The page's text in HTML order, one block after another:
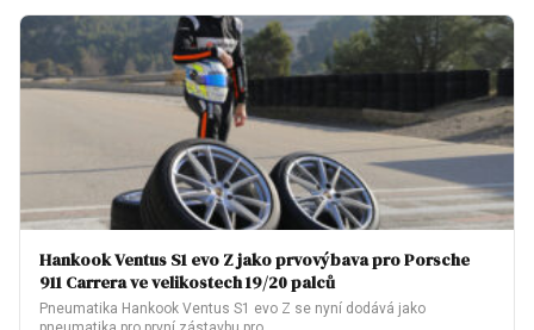
Hankook Ventus S1 evo Z jako prvovýbava pro Porsche
911 Carrera ve velikostech 19/20 palců
Pneumatika Hankook Ventus S1 evo Z se nyní dodává jako